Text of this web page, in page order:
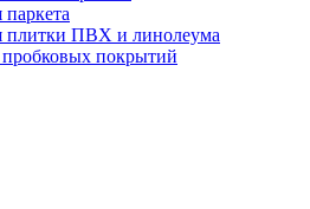
паркета
плитки ПВХ и линолеума
пробковых покрытий